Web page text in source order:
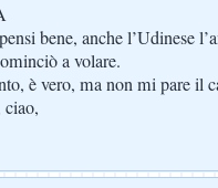
bene, anche l’Udinese
a volare.
è vero, ma non mi pare il